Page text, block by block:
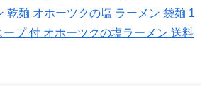
乾麺 オホーツクの塩 ラーメン 袋麺 1
プ 付 オホーツクの塩ラーメン 送料